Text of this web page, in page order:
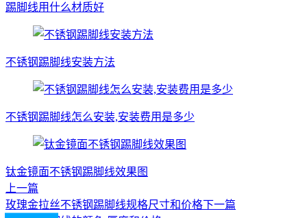
踢脚线用什么材质好
不锈钢踢脚线安装方法
不锈钢踢脚线怎么安装,安装费用是多少
钛金镜面不锈钢踢脚线效果图
上一篇
玫瑰金拉丝不锈钢踢脚线规格尺寸和价格下一篇